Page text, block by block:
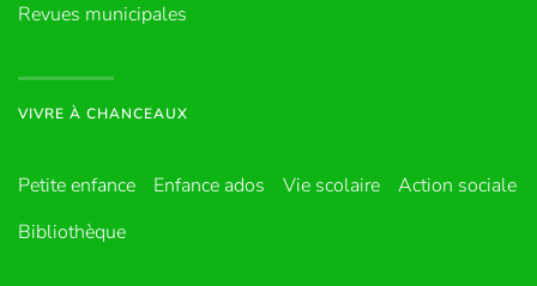
Revues municipales
VIVRE À CHANCEAUX
Petite enfance Enfance ados Vie scolaire
Action sociale
Bibliothèque